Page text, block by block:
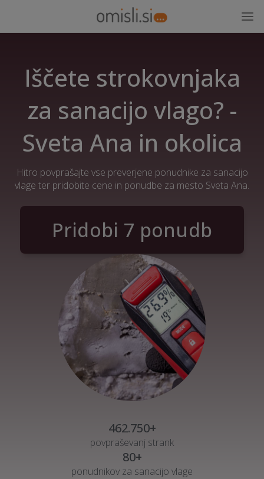
Iščete strokovnjaka
za sanacijo vlago? -
Sveta Ana in okolica
Hitro povprašajte vse preverjene ponudnike za sanacijo
vlage ter pridobite cene in ponudbe za mesto Sveta Ana.
Pridobi 7 ponudb
462.750+
povpraševanj strank
80+
ponudnikov za sanacijo vlage